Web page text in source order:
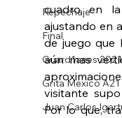
Repechaje
Final
Guard1anes 2021
Grita México A21
Juan Carlos
cuadro en
ajustando en
de juego que
aún mas
visitante
Por lo que,